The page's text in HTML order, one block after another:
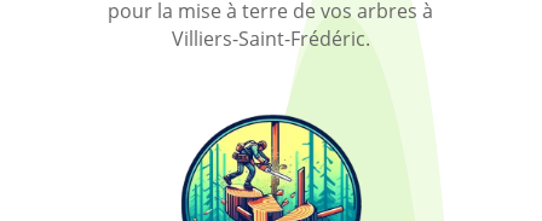
pour la mise à terre de vos arbres à
Villiers-Saint-Frédéric.